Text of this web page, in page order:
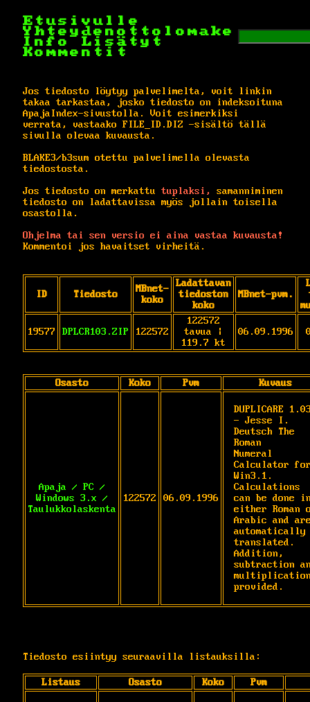
Etusivulle
Yhteydenottolomake
Info
Lisätyt
Kommentit
Jos tiedosto löytyy palvelimelta, voit linkin
takaa tarkastaa, josko tiedosto on indeksoituna
ApajaIndex-sivustolla. Voit esimerkiksi
verrata, vastaako FILE_ID.DIZ -sisältö tällä
sivulla olevaa kuvausta.
BLAKE3/b3sum otettu palvelimella olevasta
tiedostosta.
Jos tiedosto on merkattu tuplaksi,
samanniminen
tiedosto on ladattavissa myös jollain toisella
osastolla.
Ohjelma tai sen versio ei aina vastaa kuvausta!
Kommentoi jos havaitset virheitä.
ID Tiedosto
MBnet-
koko
Ladattavan
tiedoston
koko
MBnet-pvm.
19577 DPLCR103.ZIP 122572
122572
tavua |
119.7 kt
06.09.1996
Osasto Koko Pvm Kuvaus
Apaja / PC /
Windows 3.x /
Taulukkolaskenta
122572 06.09.1996
DUPLICARE
- Jesse I.
Deutsch The
Roman
Numeral
Calculator
Win3.1.
Calculations
can be done
either Roman
Arabic and
automatically
translated.
Addition,
subtraction
provided.
Tiedosto esiintyy seuraavilla listauksilla:
Listaus Osasto Koko Pvm